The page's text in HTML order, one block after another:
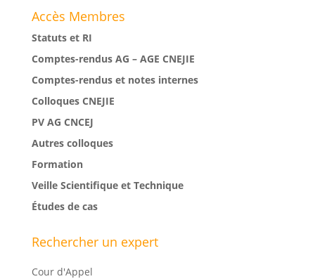
Accès Membres
Statuts et RI
Comptes-rendus AG – AGE CNEJIE
Comptes-rendus et notes internes
Colloques CNEJIE
PV AG CNCEJ
Autres colloques
Formation
Veille Scientifique et Technique
Études de cas
Rechercher un expert
Cour d'Appel